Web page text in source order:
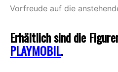
Vorfreude auf die
Erhältlich sind die
PLAYMOBIL.